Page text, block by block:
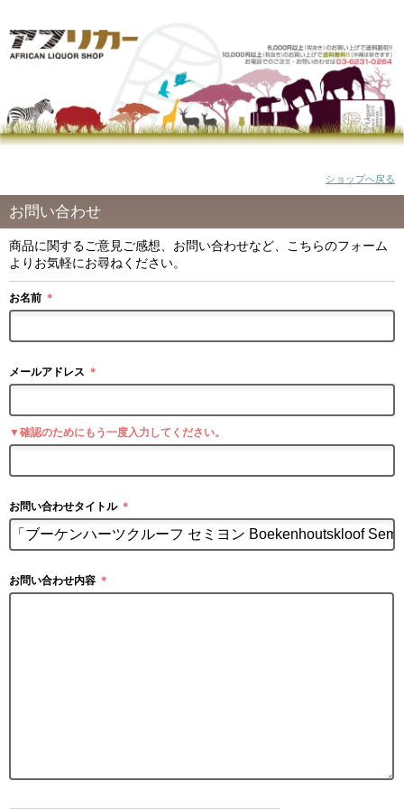
ショップへ戻る
お問い合わせ
商品に関するご意見ご感想、お問い合わせなど、こちらのフォーム
よりお気軽にお尋ねください。
お名前 ＊
メールアドレス ＊
▼確認のためにもう一度入力してください。
お問い合わせタイトル ＊
お問い合わせ内容 ＊